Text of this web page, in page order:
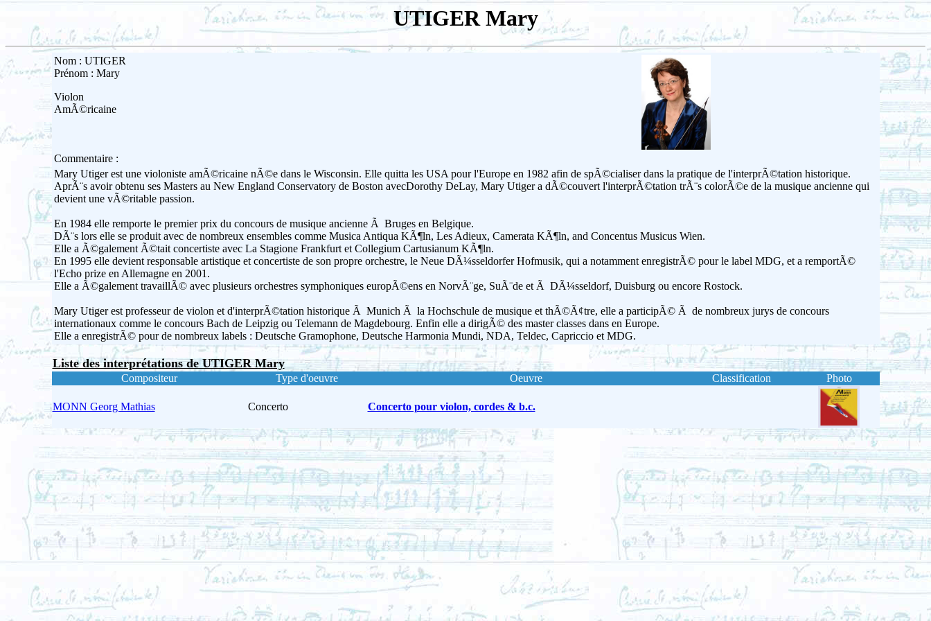
UTIGER Mary
Nom : UTIGER
Prénom : Mary
Violon
AmÃ©ricaine
Commentaire :
Mary Utiger est une violoniste amÃ©ricaine nÃ©e dans le Wisconsin. Elle quitta les USA pour l'Europe en 1982 afin de spÃ©cialiser dans la pratique de l'interprÃ©tation historique.
AprÃ¨s avoir obtenu ses Masters au New England Conservatory de Boston avecDorothy DeLay, Mary Utiger a dÃ©couvert l'interprÃ©tation trÃ¨s colorÃ©e de la musique ancienne qui
devient une vÃ©ritable passion.
En 1984 elle remporte le premier prix du concours de musique ancienne Ã Bruges en Belgique.
DÃ¨s lors elle se produit avec de nombreux ensembles comme Musica Antiqua KÃ¶ln, Les Adieux, Camerata KÃ¶ln, and Concentus Musicus Wien.
Elle a Ã©galement Ã©tait concertiste avec La Stagione Frankfurt et Collegium Cartusianum KÃ¶ln.
En 1995 elle devient responsable artistique et concertiste de son propre orchestre, le Neue DÃ¼sseldorfer Hofmusik, qui a notamment enregistrÃ© pour le label MDG, et a remportÃ©
l'Echo prize en Allemagne en 2001.
Elle a Ã©galement travaillÃ© avec plusieurs orchestres symphoniques europÃ©ens en NorvÃ¨ge, SuÃ¨de et Ã DÃ¼sseldorf, Duisburg ou encore Rostock.
Mary Utiger est professeur de violon et d'interprÃ©tation historique Ã Munich Ã la Hochschule de musique et thÃ©Ã¢tre, elle a participÃ© Ã de nombreux jurys de concours
internationaux comme le concours Bach de Leipzig ou Telemann de Magdebourg. Enfin elle a dirigÃ© des master classes dans en Europe.
Elle a enregistrÃ© pour de nombreux labels : Deutsche Gramophone, Deutsche Harmonia Mundi, NDA, Teldec, Capriccio et MDG.
Liste des interprétations de UTIGER Mary
Compositeur Type d'oeuvre Oeuvre Classification Photo
MONN Georg Mathias Concerto Concerto pour violon, cordes & b.c.